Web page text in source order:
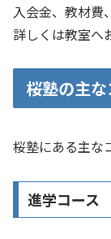
入会金、教材費
詳しくは教室へ
桜塾の主
桜塾にある主な
進学コース